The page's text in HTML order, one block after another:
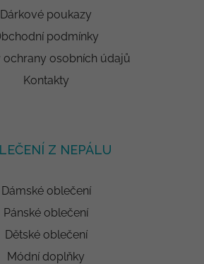
Dárkové poukazy
podmínky
ochrany osobních údajů
Kontakty
Z NEPÁLU
Dámské oblečení
Pánské oblečení
Dětské oblečení
Módní doplňky